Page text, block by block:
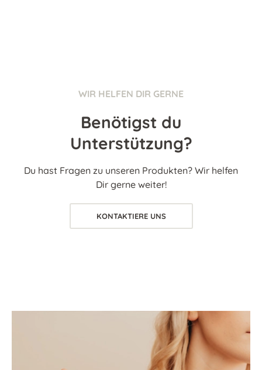
WIR HELFEN DIR GERNE
Benötigst du
Unterstützung?
Du hast Fragen zu unseren Produkten? Wir helfen
Dir gerne weiter!
KONTAKTIERE UNS